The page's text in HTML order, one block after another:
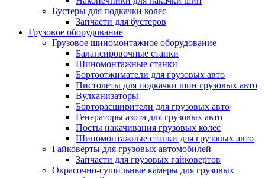
Бустеры для подкачки колес
Запчасти для бустеров
Грузовое оборудование
Грузовое шиномонтажное оборудование
Балансировочные станки
Шиномонтажные станки
Бортоотжиматели для грузовых авто
Пистолеты для подкачки шин грузовых авто
Вулканизаторы
Борторасширители для грузовых авто
Генераторы азота для грузовых авто
Посты накачивания грузовых колес
Шиномонтажные станки для грузовых авто
Гайковерты для грузовых автомобилей
Запчасти для грузовых гайковертов
Окрасочно-сушильные камеры для грузовых